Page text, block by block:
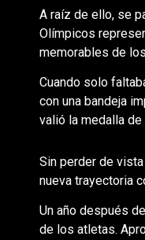
A raíz de ello, se
Olímpicos
memorables de
Cuando solo
con una bandeja
valió la medalla
Sin perder de
nueva trayectoria
Un año después
de los atletas.